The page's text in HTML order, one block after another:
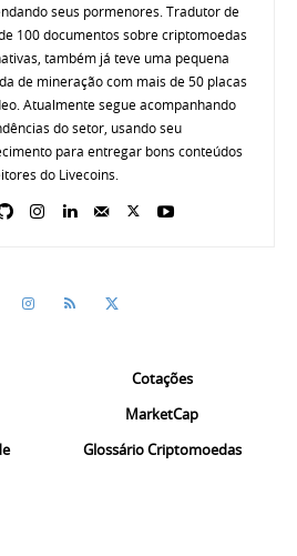
seus pormenores. Tradutor de
100 documentos sobre criptomoedas
também já teve uma pequena
de mineração com mais de 50 placas
Atualmente segue acompanhando
do setor, usando seu
para entregar bons conteúdos
do Livecoins.
Cotações
MarketCap
Glossário Criptomoedas